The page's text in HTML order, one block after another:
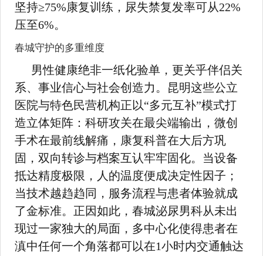
坚持≥75%康复训练，尿失禁复发率可从22%
压至6%。
春城守护的多重维度
男性健康绝非一纸化验单，更关乎伴侣关
系、事业信心与社会创造力。昆明这些公立
医院与特色民营机构正以“多元互补”模式打
造立体矩阵：科研攻关在最尖端输出，微创
手术在最前线解痛，康复科普在大后方巩
固，双向转诊与档案互认牢牢固化。当设备
抵达精度极限，人的温度便成决定性因子；
当技术越趋趋同，服务流程与患者体验就成
了金标准。正因如此，春城泌尿男科从未出
现过一家独大的局面，多中心化使得患者在
滇中任何一个角落都可以在1小时内交通触达